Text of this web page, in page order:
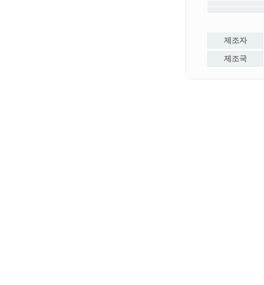
제조자
제조국